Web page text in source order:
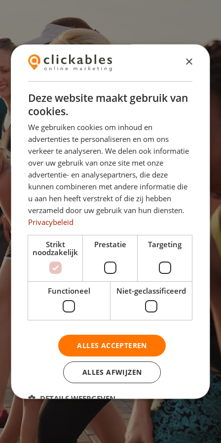
Online Marketing voor
jouw onderneming?
website!
© Clickables
×
Deze website maakt gebruik van
cookies.
We gebruiken cookies om inhoud en
advertenties te personaliseren en om ons
verkeer te analyseren. We delen ook informatie
over uw gebruik van onze site met onze
advertentie- en analysepartners, die deze
kunnen combineren met andere informatie die
u aan hen heeft verstrekt of die zij hebben
verzameld door uw gebruik van hun diensten.
Privacybeleid
Strikt
noodzakelijk
Prestatie Targeting
Functioneel Niet-geclassificeerd
ALLES ACCEPTEREN
ALLES AFWIJZEN
DETAILS WEERGEVEN
Strikt noodzakelijk Prestatie Targeting